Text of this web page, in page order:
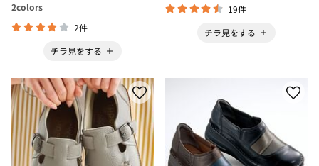
2colors
2件
チラ見をする
19件
チラ見をする